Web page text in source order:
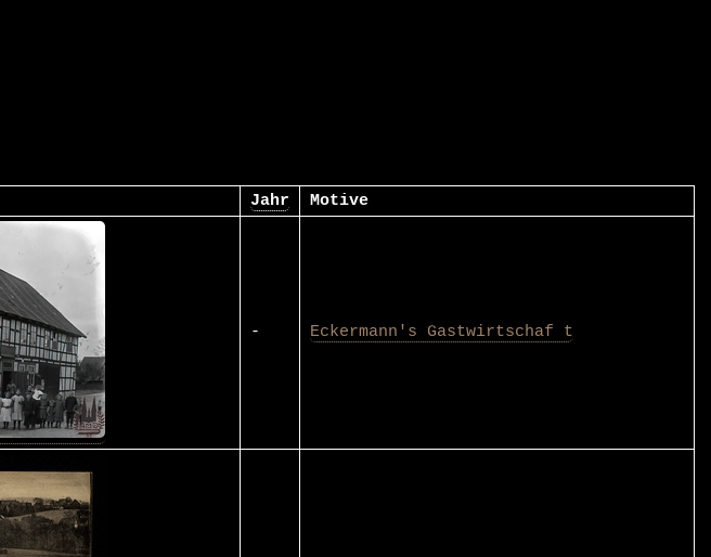
Jahr Motive
- Eckermann's Gastwirtschaf t